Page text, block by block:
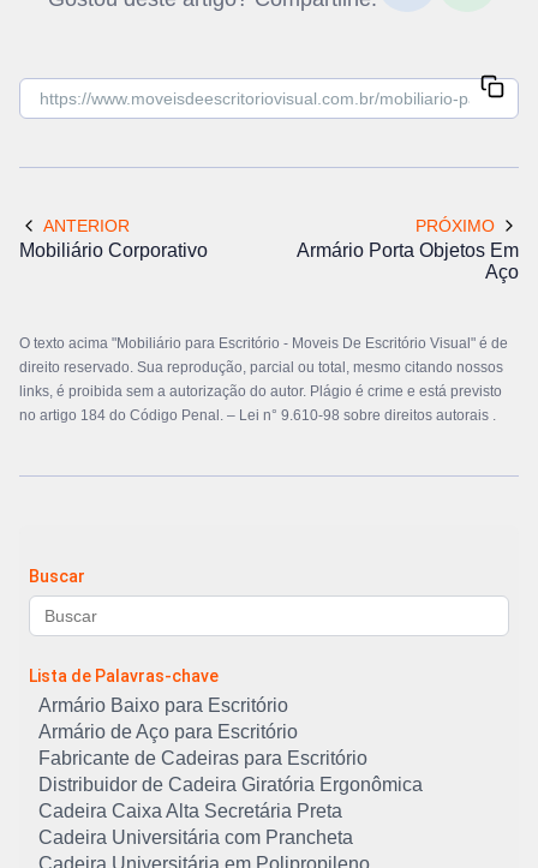
ANTERIOR
Mobiliário Corporativo
PRÓXIMO
Armário Porta Objetos Em
Aço
O texto acima "Mobiliário para Escritório - Moveis De Escritório Visual" é de
direito reservado. Sua reprodução, parcial ou total, mesmo citando nossos
links, é proibida sem a autorização do autor. Plágio é crime e está previsto
no artigo 184 do Código Penal. – Lei n° 9.610-98 sobre direitos autorais .
Buscar
Lista de Palavras-chave
Armário Baixo para Escritório
Armário de Aço para Escritório
Fabricante de Cadeiras para Escritório
Distribuidor de Cadeira Giratória Ergonômica
Cadeira Caixa Alta Secretária Preta
Cadeira Universitária com Prancheta
Cadeira Universitária em Polipropileno